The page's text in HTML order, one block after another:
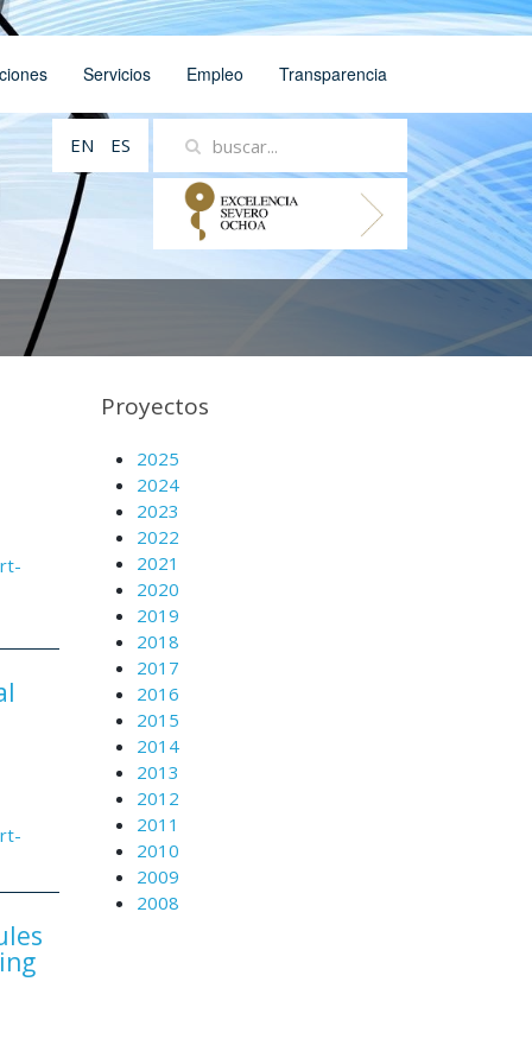
Servicios Empleo Transparencia
EN ES
Proyectos
2025
2024
2023
2022
2021
2020
2019
2018
2017
2016
2015
2014
2013
2012
2011
2010
2009
2008